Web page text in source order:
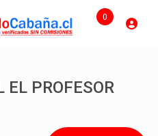
0
PROFESOR